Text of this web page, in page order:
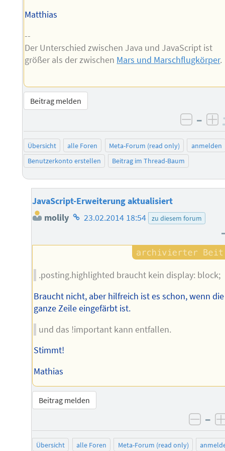
Matthias
--
Der Unterschied zwischen Java und JavaScript ist
größer als der zwischen Mars und Marschflugkörper.
Beitrag melden
–
Übersicht alle Foren Meta-Forum (read only)
anmelden
Benutzerkonto erstellen
Beitrag im Thread-Baum
JavaScript-Erweiterung aktualisiert
molily Homepage
Autors
23.02.2014 18:54 zu diesem forum
.posting.highlighted braucht kein display: block;
Braucht nicht, aber hilfreich ist es schon, wenn die
ganze Zeile eingefärbt ist.
und das !important kann entfallen.
Stimmt!
Mathias
Beitrag melden
–
Übersicht alle Foren Meta-Forum (read only)